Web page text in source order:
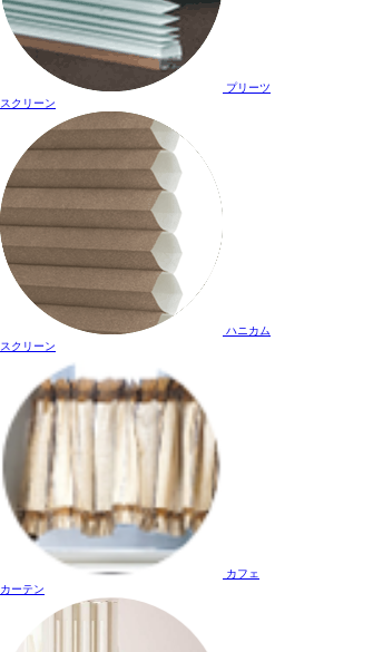
プリーツ
スクリーン
ハニカム
スクリーン
カフェ
カーテン